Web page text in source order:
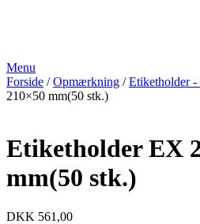
Menu
Forside /Opmærkning /Etiketholder -
210×50 mm(50 stk.)
Etiketholder EX
mm(50 stk.)
DKK 561,00